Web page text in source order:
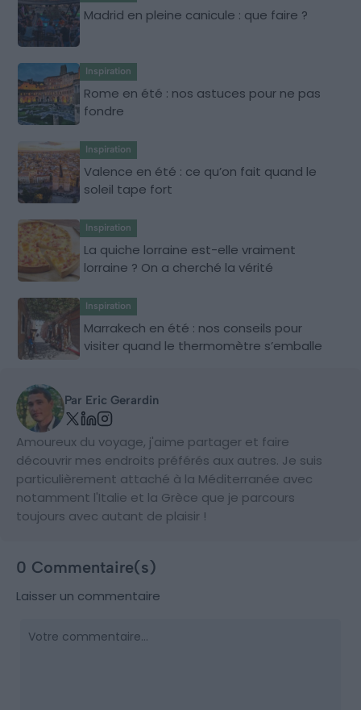
Madrid en pleine canicule : que faire ?
Inspiration
Rome en été : nos astuces pour ne pas
fondre
Inspiration
Valence en été : ce qu’on fait quand le
soleil tape fort
Inspiration
La quiche lorraine est-elle vraiment
lorraine ? On a cherché la vérité
Inspiration
Marrakech en été : nos conseils pour
visiter quand le thermomètre s’emballe
Par Eric Gerardin
Amoureux du voyage, j'aime partager et faire
découvrir mes endroits préférés aux autres. Je suis
particulièrement attaché à la Méditerranée avec
notamment l'Italie et la Grèce que je parcours
toujours avec autant de plaisir !
0 Commentaire(s)
Laisser un commentaire